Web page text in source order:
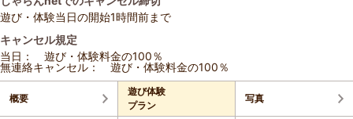
遊び・体験当日の開始1時間前まで
キャンセル規定
当日： 遊び・体験料金の100％
無連絡キャンセル： 遊び・体験料金の100％
概要
遊び体験
プラン
写真